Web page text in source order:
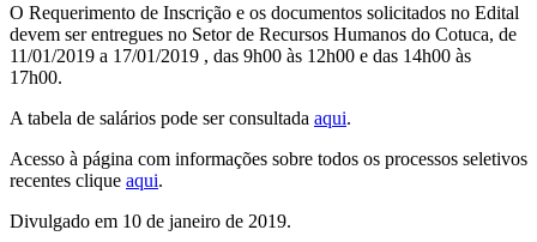
O Requerimento de Inscrição e os documentos solicitados no Edital
devem ser entregues no Setor de Recursos Humanos do Cotuca, de
11/01/2019 a 17/01/2019 , das 9h00 às 12h00 e das 14h00 às
17h00.
A tabela de salários pode ser consultada aqui.
Acesso à página com informações sobre todos os processos seletivos
recentes clique aqui.
Divulgado em 10 de janeiro de 2019.